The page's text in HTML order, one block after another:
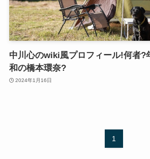
中川心のwiki風プロフィール!何者?
和の橋本環奈?
2024年1月16日
1